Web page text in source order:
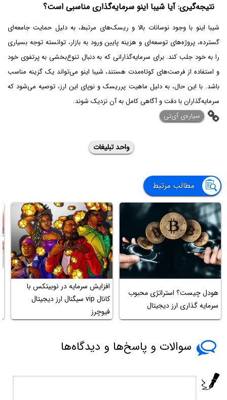
نتیجه‌گیری: آیا شیبا اینو سرمایه‌گذاری مناسبی است؟
شیبا اینو با وجود نوسانات بالا و ریسک‌های مرتبط، به دلیل حمایت جامعه‌ای
گسترده، پروژه‌های توسعه‌ای و هزینه پایین ورود به بازار، توانسته توجه بسیاری
را به خود جلب کند. برای سرمایه‌گذارانی که به دنبال تنوع‌بخشی به پرتفوی خود
و استفاده از فرصت‌های کوتاه‌مدت هستند، شیبا اینو می‌تواند یک گزینه مناسب
باشد. با این حال، به دلیل ماهیت پرریسک و نوپای این ارز، توصیه می‌شود که
سرمایه‌گذاران با دقت و آگاهی کامل به آن نزدیک شوند.
‌سیاره‌ی آی‌تی
واحد تبلیغات
مطالب مرتبط
هودل چیست؟ استراتژی محبوب
سرمایه گذاری ارز دیجیتال
افزایش سرمایه در نوبیتکس با
کانال vip سیگنال ارز دیجیتال
فیوچرز
سوالات و پاسخ‌ها و دیدگاه‌ها